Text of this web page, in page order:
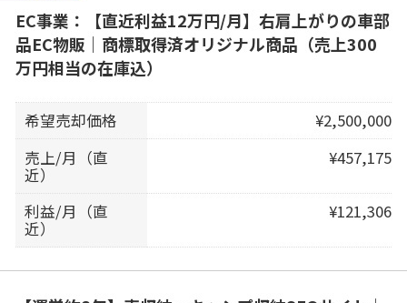
EC事業：【直近利益12万円/月】右肩上がりの車部
品EC物販｜商標取得済オリジナル商品（売上300
万円相当の在庫込）
希望売却価格
¥2,500,000
売上/月（直
近）
¥457,175
利益/月（直
近）
¥121,306